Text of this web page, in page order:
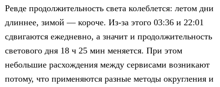
Ревде продолжительность света колеблется: летом дни
длиннее, зимой — короче. Из-за этого 03:36 и 22:01
сдвигаются ежедневно, а значит и продолжительность
светового дня 18 ч 25 мин меняется. При этом
небольшие расхождения между сервисами возникают
потому, что применяются разные методы округления и